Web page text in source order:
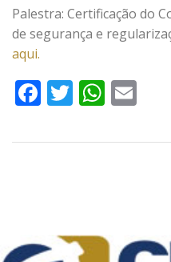
Palestra: Certificação do
de segurança e
aqui.
Facebook
Twitter